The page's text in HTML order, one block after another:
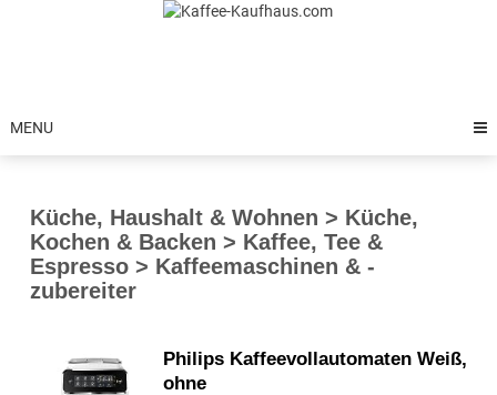
MENU
Küche, Haushalt & Wohnen > Küche,
Kochen & Backen > Kaffee, Tee &
Espresso > Kaffeemaschinen & -
zubereiter
Philips Kaffeevollautomaten Weiß,
ohne